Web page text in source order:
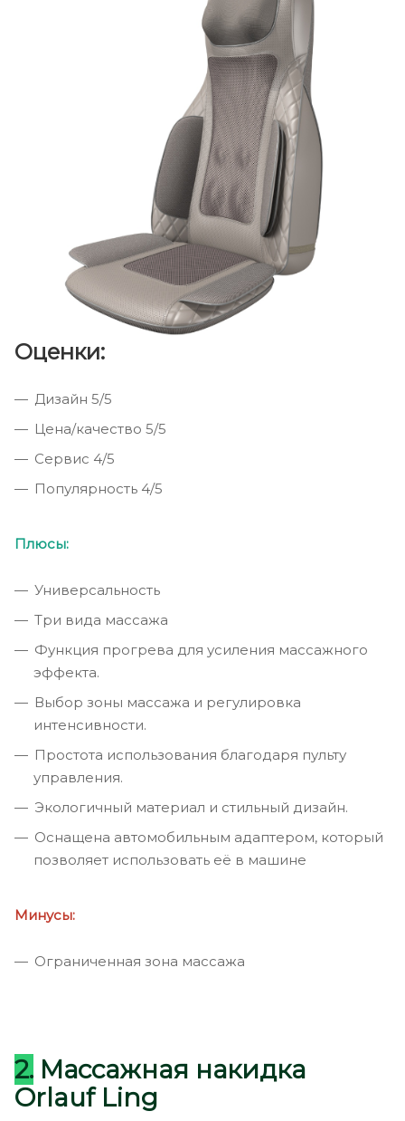
Оценки:
Дизайн 5/5
Цена/качество 5/5
Сервис 4/5
Популярность 4/5
Плюсы:
Универсальность
Три вида массажа
Функция прогрева для усиления массажного
эффекта.
Выбор зоны массажа и регулировка
интенсивности.
Простота использования благодаря пульту
управления.
Экологичный материал и стильный дизайн.
Оснащена автомобильным адаптером, который
позволяет использовать её в машине
Минусы:
Ограниченная зона массажа
2. Массажная накидка
Orlauf Ling